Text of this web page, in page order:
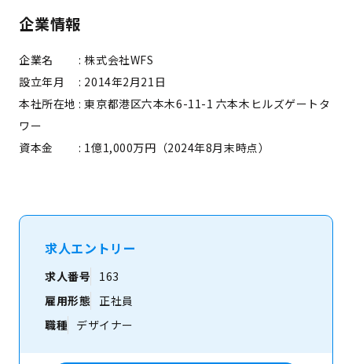
企業情報
企業名 : 株式会社WFS
設立年月
: 2014年2月21日
本社所在地 : 東京都港区六本木6-11-1 六本木ヒルズゲートタ
ワー
資本金 : 1億1,000万円（2024年8月末時点）
求人エントリー
求人番号
163
雇用形態 正社員
職種
デザイナー